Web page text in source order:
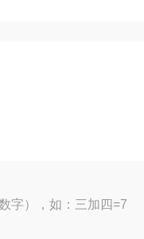
字），如：三加四=7